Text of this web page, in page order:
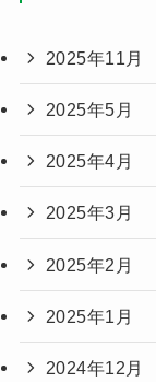
2025年11月
2025年5月
2025年4月
2025年3月
2025年2月
2025年1月
2024年12月